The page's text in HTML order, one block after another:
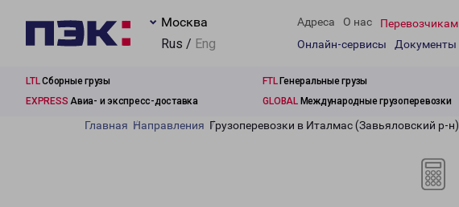
Москва
Rus / Eng
Адреса О нас Перевозчикам
Онлайн-сервисы
Документы
LTLСборные грузы FTLГенеральные грузы
EXPRESS Авиа- и экспресс-доставка GLOBALМеждународные грузоперевозки
Главная Направления Грузоперевозки в Италмас (Завьяловский р-н)